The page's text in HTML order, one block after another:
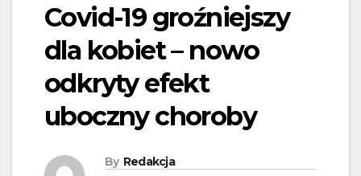
Covid-19 groźniejszy
dla kobiet – nowo
odkryty efekt
uboczny choroby
By Redakcja